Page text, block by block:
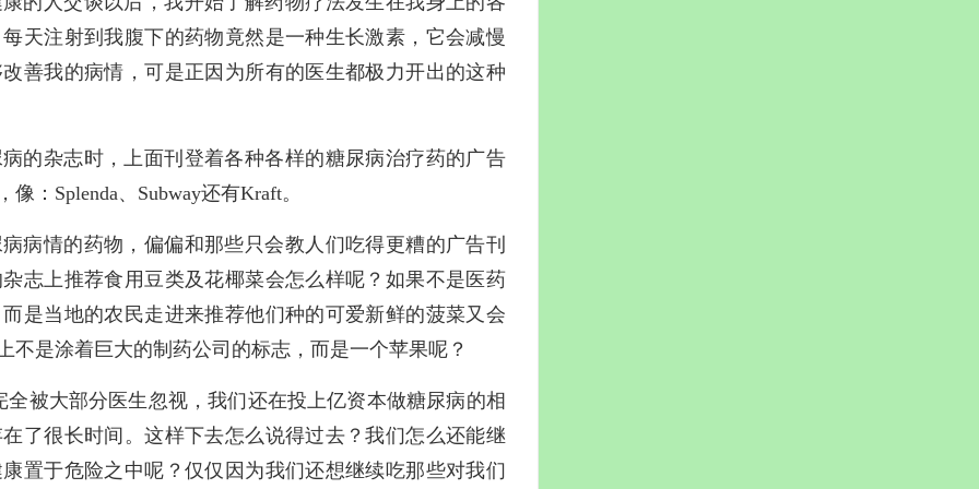
天注射到我腹下的药物竟然是一种生长激素，它会减慢
善我的病情，可是正因为所有的医生都极力开出的这种
的杂志时，上面刊登着各种各样的糖尿病治疗药的广告
：Splenda、Subway还有Kraft。
病情的药物，偏偏和那些只会教人们吃得更糟的广告刊
志上推荐食用豆类及花椰菜会怎么样呢？如果不是医药
是当地的农民走进来推荐他们种的可爱新鲜的菠菜又会
是涂着巨大的制药公司的标志，而是一个苹果呢？
被大部分医生忽视，我们还在投上亿资本做糖尿病的相
了很长时间。这样下去怎么说得过去？我们怎么还能继
置于危险之中呢？仅仅因为我们还想继续吃那些对我们